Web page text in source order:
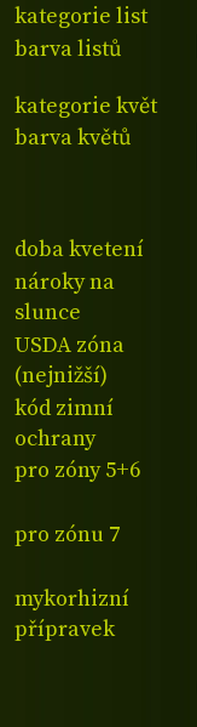
kategorie list
barva listů
kategorie květ
barva květů
doba kvetení
nároky na
slunce
USDA zóna
(nejnižší)
kód zimní
ochrany
pro zóny 5+6
pro zónu 7
mykorhizní
přípravek